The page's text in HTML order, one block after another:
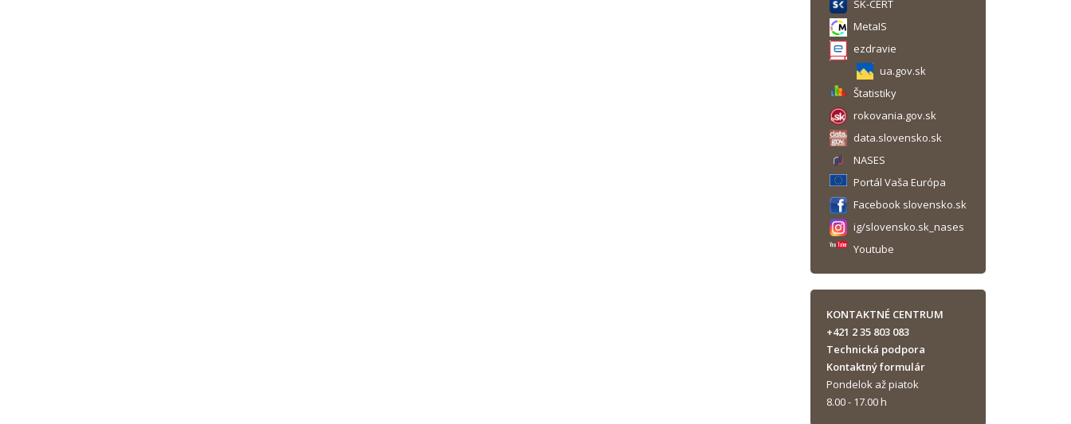
SK-CERT
MetaIS
ezdravie
ua.gov.sk
Štatistiky
rokovania.gov.sk
data.slovensko.sk
NASES
Portál Vaša Európa
Facebook slovensko.sk
ig/slovensko.sk_nases
Youtube
KONTAKTNÉ CENTRUM
+421 2 35 803 083
Technická podpora
Kontaktný formulár
Pondelok až piatok
8.00 - 17.00 h